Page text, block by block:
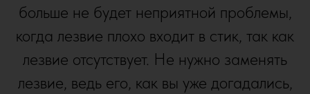
больше не будет неприятной проблемы,
когда лезвие плохо входит в стик, так как
лезвие отсутствует. Не нужно заменять
лезвие, ведь его, как вы уже догадались,